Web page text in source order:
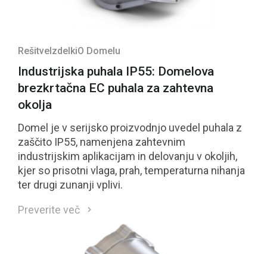
RešitveIzdelkiO Domelu
Industrijska puhala IP55: Domelova
brezkrtačna EC puhala za zahtevna
okolja
Domel je v serijsko proizvodnjo uvedel puhala z
zaščito IP55, namenjena zahtevnim
industrijskim aplikacijam in delovanju v okoljih,
kjer so prisotni vlaga, prah, temperaturna nihanja
ter drugi zunanji vplivi.
Preverite več